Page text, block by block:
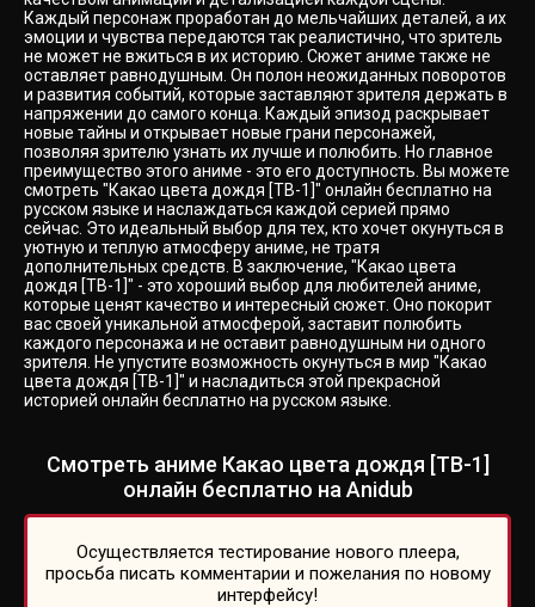
Каждый персонаж проработан до мельчайших деталей, а их
эмоции и чувства передаются так реалистично, что зритель
не может не вжиться в их историю. Сюжет аниме также не
оставляет равнодушным. Он полон неожиданных поворотов
и развития событий, которые заставляют зрителя держать в
напряжении до самого конца. Каждый эпизод раскрывает
новые тайны и открывает новые грани персонажей,
позволяя зрителю узнать их лучше и полюбить. Но главное
преимущество этого аниме - это его доступность. Вы можете
смотреть "Какао цвета дождя [ТВ-1]" онлайн бесплатно на
русском языке и наслаждаться каждой серией прямо
сейчас. Это идеальный выбор для тех, кто хочет окунуться в
уютную и теплую атмосферу аниме, не тратя
дополнительных средств. В заключение, "Какао цвета
дождя [ТВ-1]" - это хороший выбор для любителей аниме,
которые ценят качество и интересный сюжет. Оно покорит
вас своей уникальной атмосферой, заставит полюбить
каждого персонажа и не оставит равнодушным ни одного
зрителя. Не упустите возможность окунуться в мир "Какао
цвета дождя [ТВ-1]" и насладиться этой прекрасной
историей онлайн бесплатно на русском языке.
Смотреть аниме Какао цвета дождя [ТВ-1]
онлайн бесплатно на Anidub
Осуществляется тестирование нового плеера,
просьба писать комментарии и пожелания по новому
интерфейсу!